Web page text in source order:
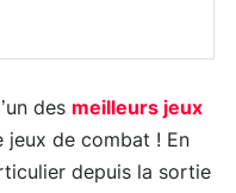
des meilleurs jeux
jeux de combat ! En
depuis la sortie